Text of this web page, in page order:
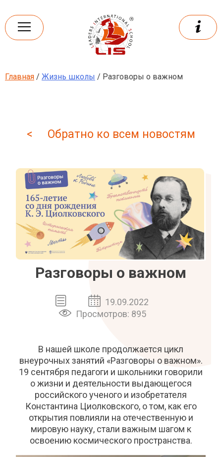
content
Leaders
International school
Главная / Жизнь школы / Разговоры о важном
< Обратно ко всем новостям
Разговоры о важном
19.09.2022
Просмотров: 895
В нашей школе продолжается цикл
внеурочных занятий «Разговоры о важном».
19 сентября педагоги и школьники говорили
о жизни и деятельности выдающегося
российского ученого и изобретателя
Константина Циолковского, о том, как его
открытия повлияли на отечественную и
мировую науку, стали важным шагом к
освоению космического пространства.